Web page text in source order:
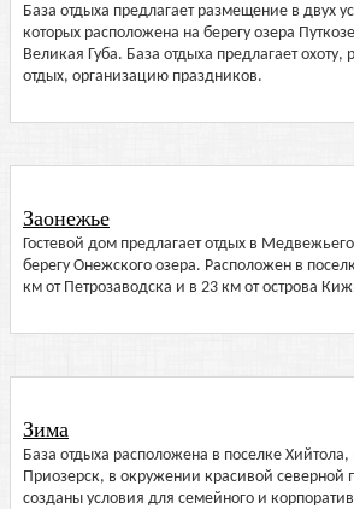
База отдыха предлагает размещение в двух
которых расположена на берегу озера
Великая Губа. База отдыха предлагает
отдых, организацию праздников.
Заонежье
Гостевой дом предлагает отдых в
берегу Онежского озера. Расположен в
км от Петрозаводска и в 23 км от острова
Зима
База отдыха расположена в поселке Хийтола,
Приозерск, в окружении красивой северной
созданы условия для семейного и